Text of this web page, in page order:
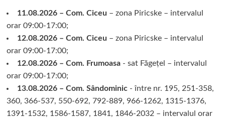
11.08.2026 – Com. Ciceu – zona Piricske – intervalul
orar 09:00-17:00;
12.08.2026 – Com. Ciceu – zona Piricske – intervalul
orar 09:00-17:00;
12.08.2026 – Com. Frumoasa- sat Făgețel – intervalul
orar 09:00-17:00;
13.08.2026 – Com. Sândominic- între nr. 195, 251-358,
360, 366-537, 550-692, 792-889, 966-1262, 1315-1376,
1391-1532, 1586-1587, 1841, 1846-2032 – intervalul orar